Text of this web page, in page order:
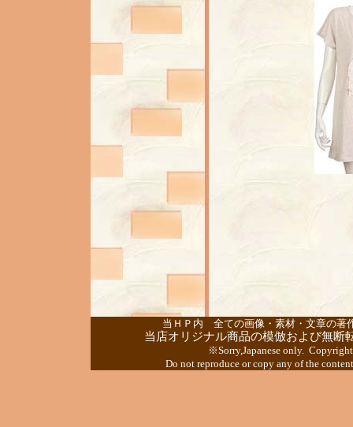
当ＨＰ内 全ての画像・素材・文章の著
当店オリジナル商品の模倣および無断
※Sorry,Japanese only.
Do not reproduce or copy any of the